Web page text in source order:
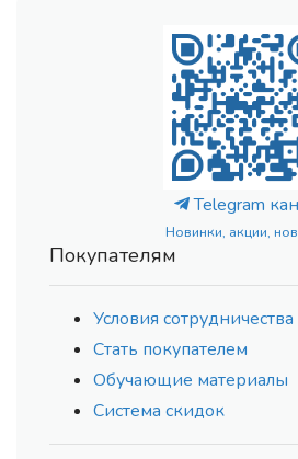
Telegram
Новинки, акции,
Покупателям
Условия сотрудничества
Стать покупателем
Обучающие материалы
Система скидок